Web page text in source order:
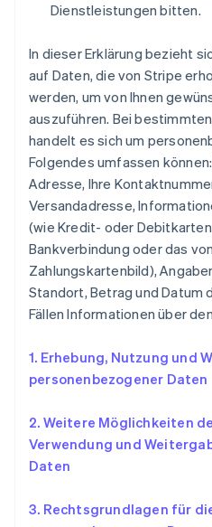
Dienstleistungen bitten.
In dieser Erklärung bezieht
auf Daten, die von Stripe
werden, um von Ihnen
auszuführen. Bei
handelt es sich um
Folgendes umfassen
Adresse, Ihre
Versandadresse,
(wie Kredit- oder
Bankverbindung oder das
Zahlungskartenbild),
Standort, Betrag und Datum
Fällen Informationen über
1. Erhebung, Nutzung und
personenbezogener Daten
2. Weitere Möglichkeiten
Verwendung und
Daten
3. Rechtsgrundlagen für